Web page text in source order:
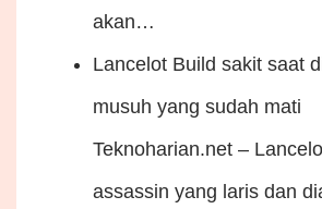
akan…
Lancelot Build sakit saat
musuh yang sudah mati
Teknoharian.net –
assassin yang laris dan